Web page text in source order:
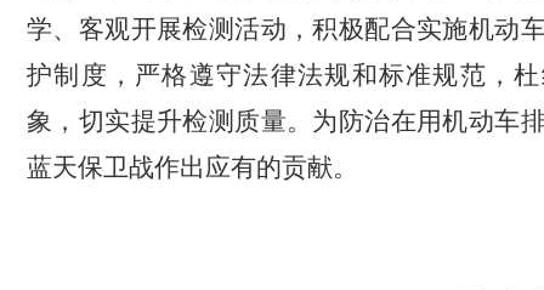
学、客观开展检测活动，积极配合实施机动
护制度， 严格遵守法律法规和标准规范，
象 ， 切实提升检测质量。为防治在用机动车
蓝天保卫战作出应有的贡献。